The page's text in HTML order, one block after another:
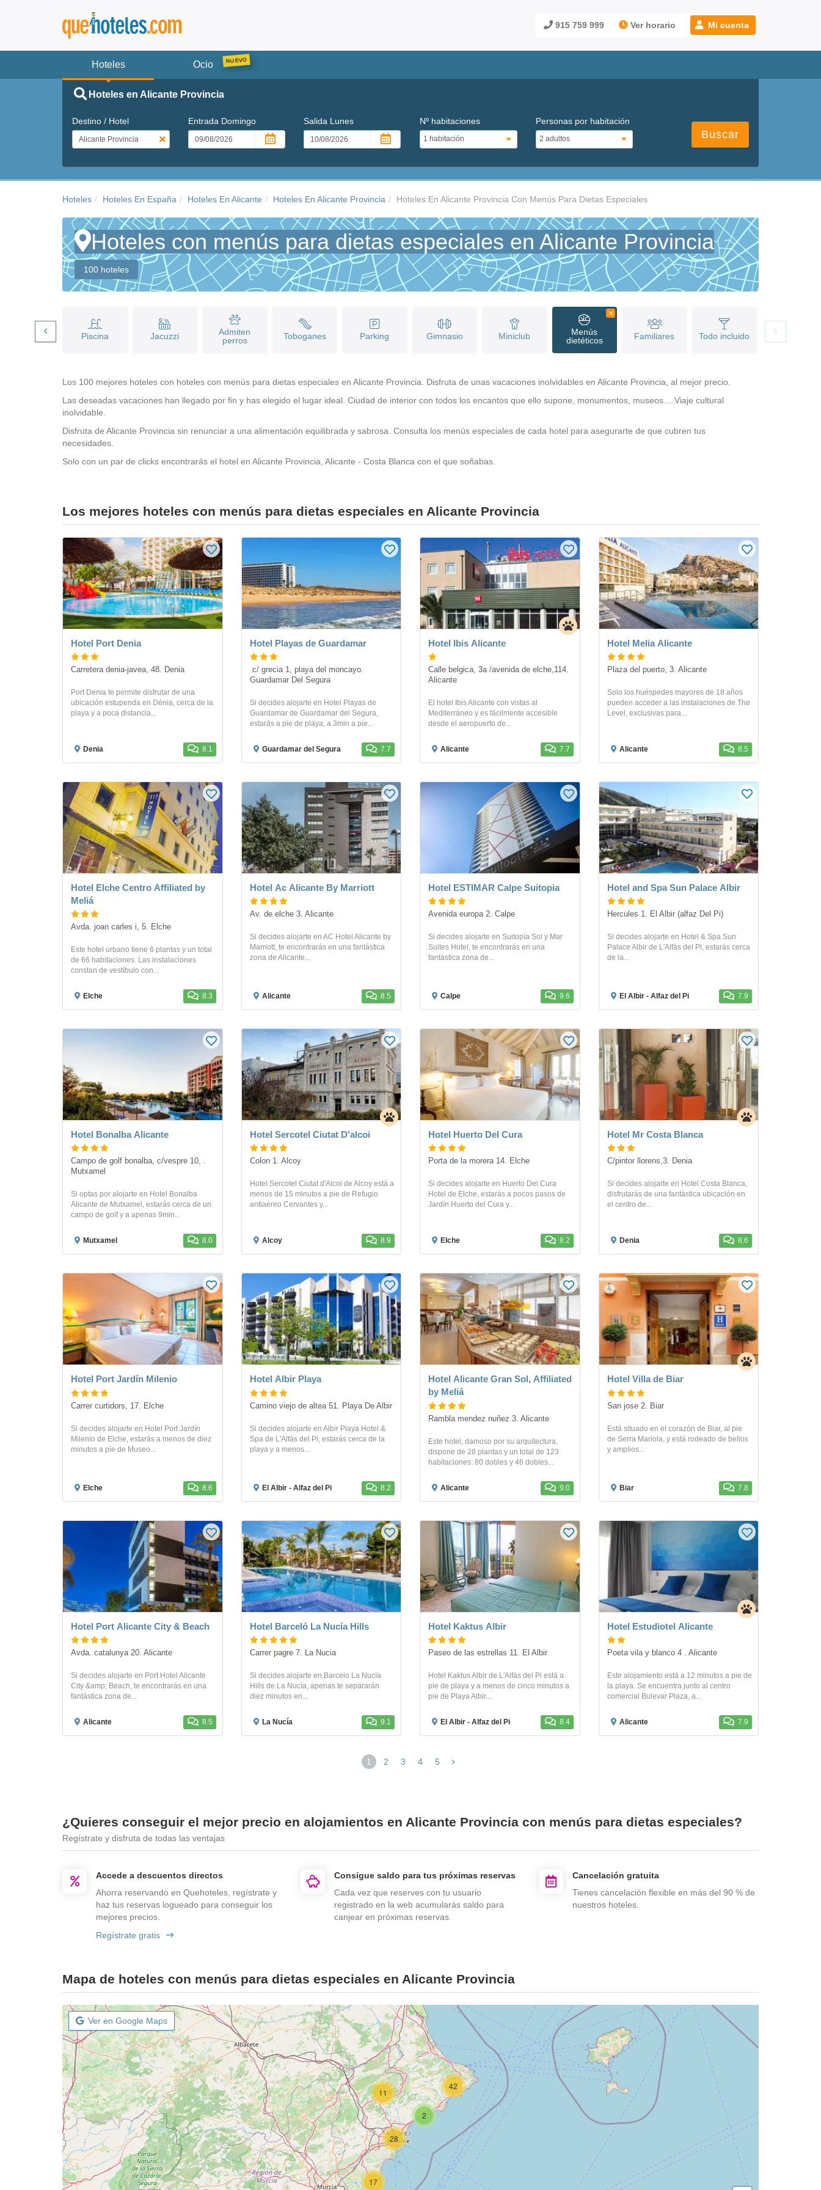
915 759 999 Ver horario Mi cuenta
Hoteles Ocio
Hoteles en Alicante Provincia
Destino / Hotel Entrada Domingo Salida Lunes Nº habitaciones Personas por habitación
Buscar
Hoteles Hoteles En España Hoteles En Alicante Hoteles En Alicante Provincia Hoteles En Alicante Provincia Con Menús Para Dietas Especiales
Hoteles con menús para dietas especiales en Alicante Provincia
100 hoteles
Climatizada
Piscina Jacuzzi
Admiten
perros
Toboganes Parking Gimnasio Miniclub
Menús
dietéticos
Familiares Todo incluido
Los 100 mejores hoteles con hoteles con menús para dietas especiales en Alicante Provincia. Disfruta de unas vacaciones inolvidables en Alicante Provincia, al mejor precio.
Las deseadas vacaciones han llegado por fin y has elegido el lugar ideal. Ciudad de interior con todos los encantos que ello supone, monumentos, museos… Viaje cultural
inolvidable.
Disfruta de Alicante Provincia sin renunciar a una alimentación equilibrada y sabrosa. Consulta los menús especiales de cada hotel para asegurarte de que cubren tus
necesidades.
Solo con un par de clicks encontrarás el hotel en Alicante Provincia, Alicante - Costa Blanca con el que soñabas.
Los mejores hoteles con menús para dietas especiales en Alicante Provincia
Hotel Port Denia
Carretera denia-javea, 48. Denia
Port Denia te permite disfrutar de una
ubicación estupenda en Dénia, cerca de la
playa y a poca distancia...
Denia 8.1
Hotel Playas de Guardamar
Guardamar Del Segura
Si decides alojarte en Hotel Playas de
Guardamar de Guardamar del Segura,
estarás a pie de playa, a 3min a pie...
Guardamar del Segura 7.7
Hotel Ibis Alicante
Calle belgica, 3a /avenida de elche,114.
Alicante
El hotel Ibis Alicante con vistas al
Mediterráneo y es fácilmente accesible
desde el aeropuerto de...
Alicante 7.7
Hotel Melia Alicante
Plaza del puerto, 3. Alicante
Solo los huéspedes mayores de 18 años
pueden acceder a las instalaciones de The
Level, exclusivas para...
Alicante 8.5
Hotel Elche Centro Affiliated by
Meliá
Avda. joan carles i, 5. Elche
Este hotel urbano tiene 6 plantas y un total
de 66 habitaciones. Las instalaciones
constan de vestíbulo con...
Elche 8.3
Hotel Ac Alicante By Marriott
Av. de elche 3. Alicante
Si decides alojarte en AC Hotel Alicante by
Marriott, te encontrarás en una fantástica
zona de Alicante...
Alicante 8.5
Hotel ESTIMAR Calpe Suitopia
Avenida europa 2. Calpe
Si decides alojarte en Suitopía Sol y Mar
Suites Hotel, te encontrarás en una
fantástica zona de...
Calpe 9.6
Hotel and Spa Sun Palace Albir
Hercules 1. El Albir (alfaz Del Pi)
Si decides alojarte en Hotel & Spa Sun
Palace Albir de L'Alfàs del Pi, estarás cerca
de la...
El Albir - Alfaz del Pi 7.9
Hotel Bonalba Alicante
Campo de golf bonalba, c/vespre 10, .
Mutxamel
Si optas por alojarte en Hotel Bonalba
Alicante de Mutxamel, estarás cerca de un
campo de golf y a apenas 9min...
Mutxamel 8.0
Hotel Sercotel Ciutat D'alcoi
Colon 1. Alcoy
Hotel Sercotel Ciutat d'Alcoi de Alcoy está a
menos de 15 minutos a pie de Refugio
antiaéreo Cervantes y...
Alcoy 8.9
Hotel Huerto Del Cura
Porta de la morera 14. Elche
Si decides alojarte en Huerto Del Cura
Hotel de Elche, estarás a pocos pasos de
Jardín Huerto del Cura y...
Elche 8.2
Hotel Mr Costa Blanca
C/pintor llorens,3. Denia
Si decides alojarte en Hotel Costa Blanca,
disfrutarás de una fantástica ubicación en
el centro de...
Denia 8.6
Hotel Port Jardín Milenio
Carrer curtidors, 17. Elche
Si decides alojarte en Hotel Port Jardín
Milenio de Elche, estarás a menos de diez
minutos a pie de Museo...
Elche 8.6
Hotel Albir Playa
Camino viejo de altea 51. Playa De Albir
Si decides alojarte en Albir Playa Hotel &
Spa de L'Alfàs del Pi, estarás cerca de la
playa y a menos...
El Albir - Alfaz del Pi 8.2
Hotel Alicante Gran Sol, Affiliated
by Meliá
Rambla mendez nuñez 3. Alicante
Este hotel, damoso por su arquitectura,
dispone de 28 plantas y un total de 123
habitaciones: 80 dobles y 46 dobles...
Alicante 9.0
Hotel Villa de Biar
San jose 2. Biar
Está situado en el corazón de Biar, al pie
de Serra Mariola, y está rodeado de bellos
y amplios...
Biar 7.8
Hotel Port Alicante City & Beach
Avda. catalunya 20. Alicante
Si decides alojarte en Port Hotel Alicante
City &amp; Beach, te encontrarás en una
fantástica zona de...
Alicante 8.5
Hotel Barceló La Nucía Hills
Carrer pagre 7. La Nucia
Si decides alojarte en Barcelo La Nucía
Hills de La Nucía, apenas te separarán
diez minutos en...
La Nucía 9.1
Hotel Kaktus Albir
Paseo de las estrellas 11. El Albir
Hotel Kaktus Albir de L'Alfàs del Pi está a
pie de playa y a menos de cinco minutos a
pie de Playa Albir...
El Albir - Alfaz del Pi 8.4
Hotel Estudiotel Alicante
Poeta vila y blanco 4 . Alicante
Este alojamiento está a 12 minutos a pie de
la playa. Se encuentra junto al centro
comercial Bulevar Plaza, a...
Alicante 7.9
1 2 3 4 5
¿Quieres conseguir el mejor precio en alojamientos en Alicante Provincia con menús para dietas especiales?
Regístrate y disfruta de todas las ventajas
Accede a descuentos directos
Ahorra reservando en Quehoteles, regístrate y
haz tus reservas logueado para conseguir los
mejores precios.
Regístrate gratis
Consigue saldo para tus próximas reservas
Cada vez que reserves con tu usuario
registrado en la web acumularás saldo para
canjear en próximas reservas.
Cancelación gratuita
Tienes cancelación flexible en más del 90 % de
nuestros hoteles.
Mapa de hoteles con menús para dietas especiales en Alicante Provincia
Ver en Google Maps
2
11
42
17
28